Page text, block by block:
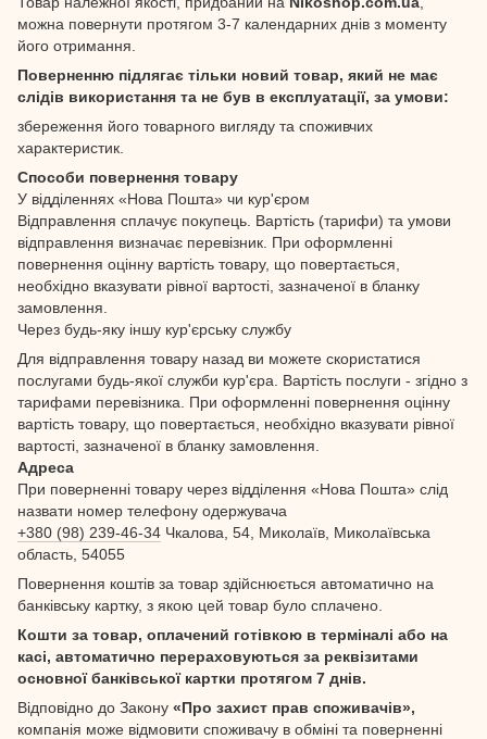
можна повернути протягом 3-7 календарних днів з моменту
його отримання.
Поверненню підлягає тільки новий товар, який не має
слідів використання та не був в експлуатації, за умови:
збереження його товарного вигляду та споживчих
характеристик.
Способи повернення товару
У відділеннях «Нова Пошта» чи кур'єром
Відправлення сплачує покупець. Вартість (тарифи) та умови
відправлення визначає перевізник. При оформленні
повернення оцінну вартість товару, що повертається,
необхідно вказувати рівної вартості, зазначеної в бланку
замовлення.
Через будь-яку іншу кур'єрську службу
Для відправлення товару назад ви можете скористатися
послугами будь-якої служби кур'єра. Вартість послуги - згідно з
тарифами перевізника. При оформленні повернення оцінну
вартість товару, що повертається, необхідно вказувати рівної
вартості, зазначеної в бланку замовлення.
Адреса
При поверненні товару через відділення «Нова Пошта» слід
назвати номер телефону одержувача
+380 (98) 239-46-34 Чкалова, 54, Миколаїв, Миколаївська
область, 54055
Повернення коштів за товар здійснюється автоматично на
банківську картку, з якою цей товар було сплачено.
Кошти за товар, оплачений готівкою в терміналі або на
касі, автоматично перераховуються за реквізитами
основної банківської картки протягом 7 днів.
Відповідно до Закону «Про захист прав споживачів»,
компанія може відмовити споживачу в обміні та поверненні